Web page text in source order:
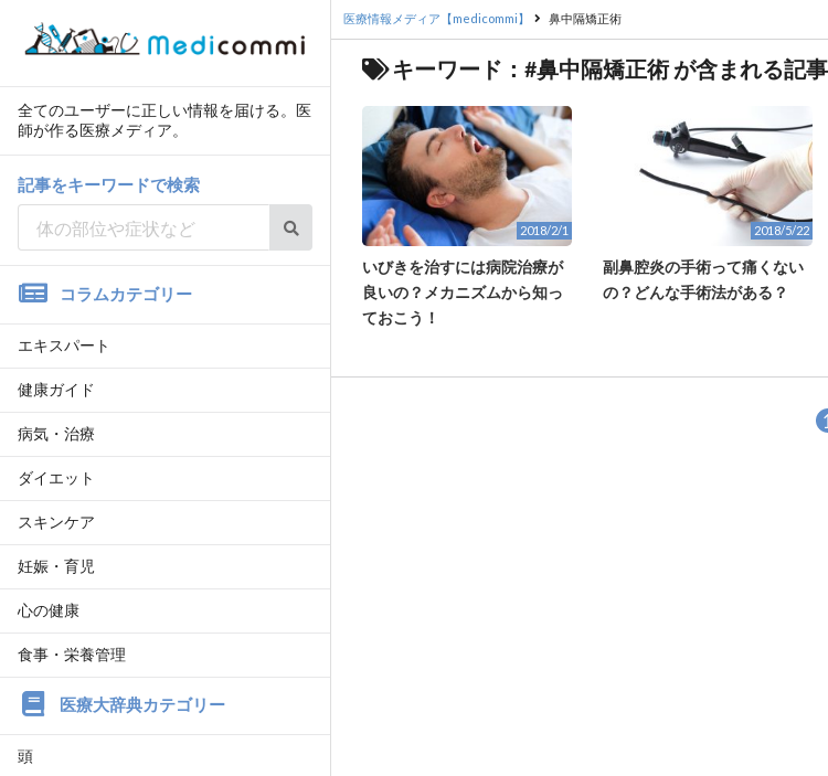
全てのユーザーに正しい情報を届ける。医
師が作る医療メディア。
記事をキーワードで検索
コラムカテゴリー
エキスパート
健康ガイド
病気・治療
ダイエット
スキンケア
妊娠・育児
心の健康
食事・栄養管理
医療大辞典カテゴリー
頭
医療情報メディア【medicommi】 鼻中隔矯正術
キーワード：#鼻中隔矯正術 が含まれる記事
2018/2/1
いびきを治すには病院治療が
良いの？メカニズムから知っ
ておこう！
2018/5/22
副鼻腔炎の手術って痛くない
の？どんな手術法がある？